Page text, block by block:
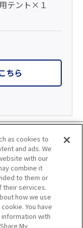
テント×１
ちら
as cookies to
and ads. We
with our
combine it
to them or
their services.
how we use
You have
with
My